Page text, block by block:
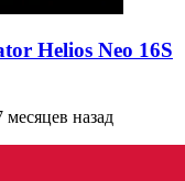
Helios Neo 16S
месяцев назад